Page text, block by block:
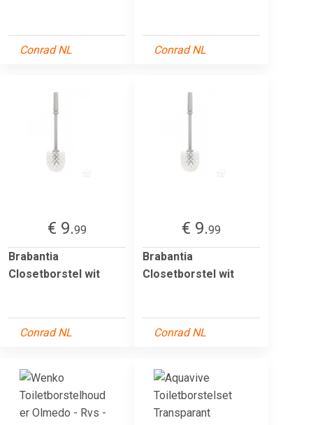
Conrad NL Conrad NL
€ 9.99
Brabantia
Closetborstel wit
Conrad NL
€ 9.99
Brabantia
Closetborstel wit
Conrad NL